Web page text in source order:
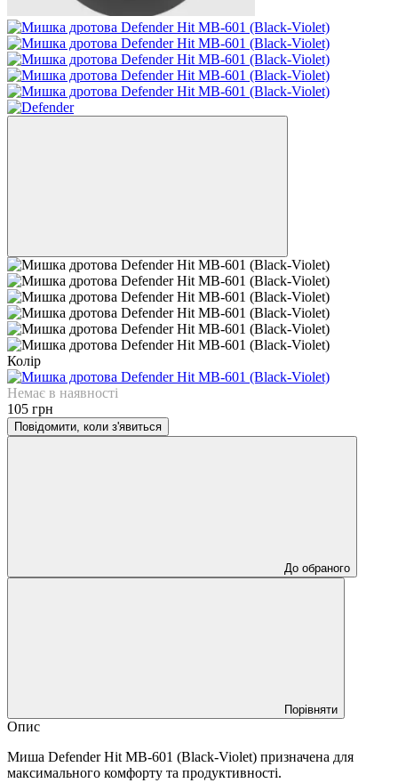
Колір
Немає в наявності
105 грн
Повідомити, коли з'явиться
До обраного
Порівняти
Опис
Миша Defender Hit MB-601 (Black-Violet) призначена для
максимального комфорту та продуктивності.